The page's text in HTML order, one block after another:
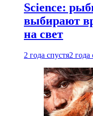
Science:
выбирают
на свет
2 года спустя2 года